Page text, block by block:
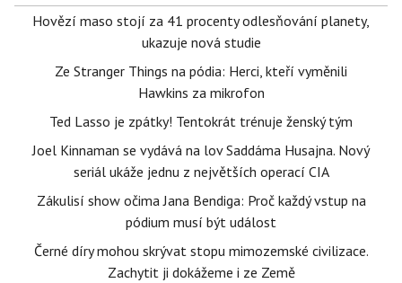
Hovězí maso stojí za 41 procenty odlesňování planety,
ukazuje nová studie
Ze Stranger Things na pódia: Herci, kteří vyměnili
Hawkins za mikrofon
Ted Lasso je zpátky! Tentokrát trénuje ženský tým
Joel Kinnaman se vydává na lov Saddáma Husajna. Nový
seriál ukáže jednu z největších operací CIA
Zákulisí show očima Jana Bendiga: Proč každý vstup na
pódium musí být událost
Černé díry mohou skrývat stopu mimozemské civilizace.
Zachytit ji dokážeme i ze Země